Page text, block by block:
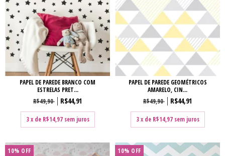
PAPEL DE PAREDE BRANCO COM
ESTRELAS PRET...
R$49,90
R$44,91
3 x de R$14,97 sem juros
PAPEL DE PAREDE GEOMÉTRICOS
AMARELO, CIN...
R$49,90
R$44,91
3 x de R$14,97 sem juros
10% OFF 10% OFF